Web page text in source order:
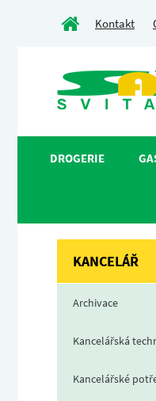
Kontakt
DROGERIE
KANCELÁŘ
Archivace
Kancelářská
Kancelářské